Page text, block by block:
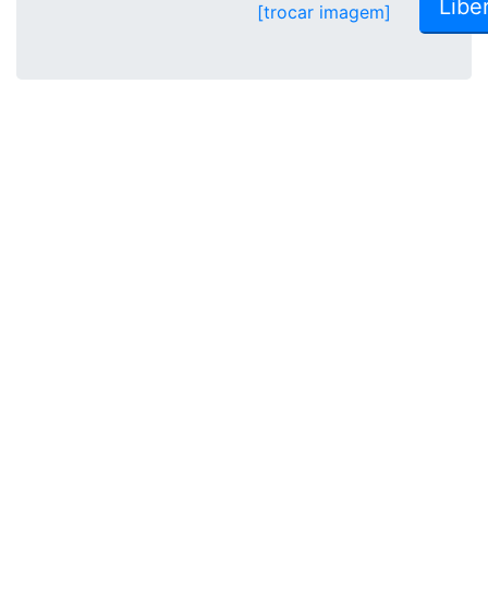
[trocar imagem]